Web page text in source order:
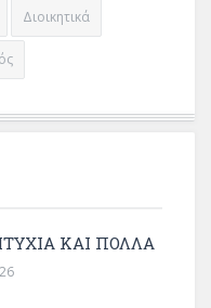
Διοικητικά
ΚΑΙ ΠΟΛΛΆ